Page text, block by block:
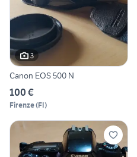
3
Canon EOS 500 N
100 €
Firenze(FI)